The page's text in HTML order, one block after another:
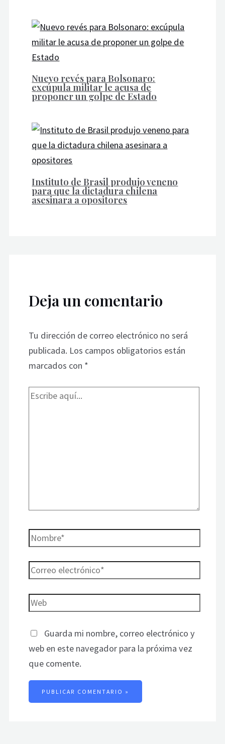
Nuevo revés para Bolsonaro:
excúpula militar le acusa de
proponer un golpe de Estado
Instituto de Brasil produjo veneno
para que la dictadura chilena
asesinara a opositores
Deja un comentario
Tu dirección de correo electrónico no será
publicada. Los campos obligatorios están
marcados con *
Guarda mi nombre, correo electrónico y
web en este navegador para la próxima vez
que comente.